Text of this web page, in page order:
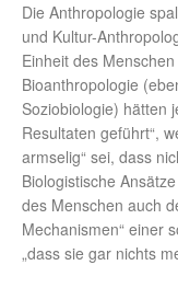
Die Anthropologie
und Kultur-
Einheit des
Bioanthropologie
Soziobiologie) hätten
Resultaten geführt“,
armselig“ sei, dass
Biologistische
des Menschen auch
Mechanismen“ einer
„dass sie gar nichts